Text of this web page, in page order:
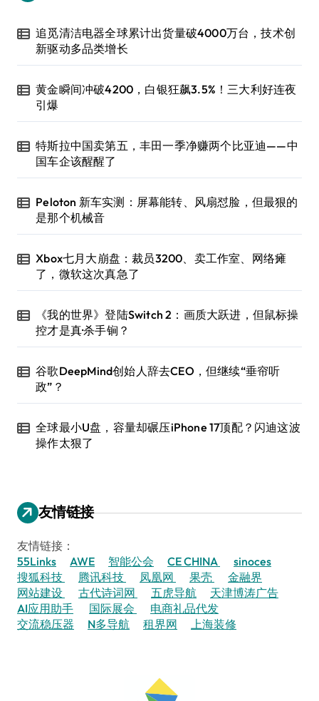
追觅清洁电器全球累计出货量破4000万台，技术创
新驱动多品类增长
黄金瞬间冲破4200，白银狂飙3.5%！三大利好连夜
引爆
特斯拉中国卖第五，丰田一季净赚两个比亚迪——中
国车企该醒醒了
Peloton 新车实测：屏幕能转、风扇怼脸，但最狠的
是那个机械音
Xbox七月大崩盘：裁员3200、卖工作室、网络瘫
了，微软这次真急了
《我的世界》登陆Switch 2：画质大跃进，但鼠标操
控才是真·杀手锏？
谷歌DeepMind创始人辞去CEO，但继续“垂帘听
政”？
全球最小U盘，容量却碾压iPhone 17顶配？闪迪这波
操作太狠了
友情链接
友情链接：
55Links
AWE 智能公会 CE CHINA
sinoces
搜狐科技
腾讯科技 凤凰网 果壳
金融界
网站建设
古代诗词网 五虎导航
天津博涛广告
AI应用助手
国际展会
电商礼品代发
交流稳压器
N多导航 租界网 上海装修